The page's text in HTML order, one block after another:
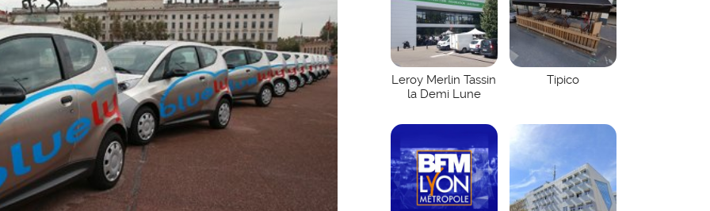
Leroy Merlin Tassin
la Demi Lune
Tipico